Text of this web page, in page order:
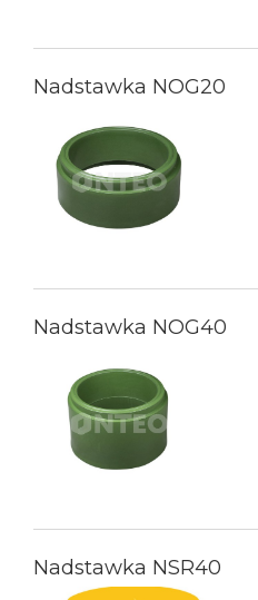
Nadstawka NOG20
Nadstawka NOG40
Nadstawka NSR40